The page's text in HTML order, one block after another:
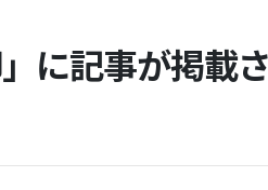
」に記事が掲載